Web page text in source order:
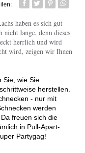
Facebook
TwitterPin it
haben es sich gut
lange, denn dieses
herrlich und wird
wird, zeigen wir Ihnen
Sie, wie Sie
schrittweise herstellen.
- nur mit
werden
freuen sich die
in Pull-Apart-
Partygag!